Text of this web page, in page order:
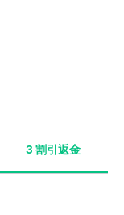
3 割引返金